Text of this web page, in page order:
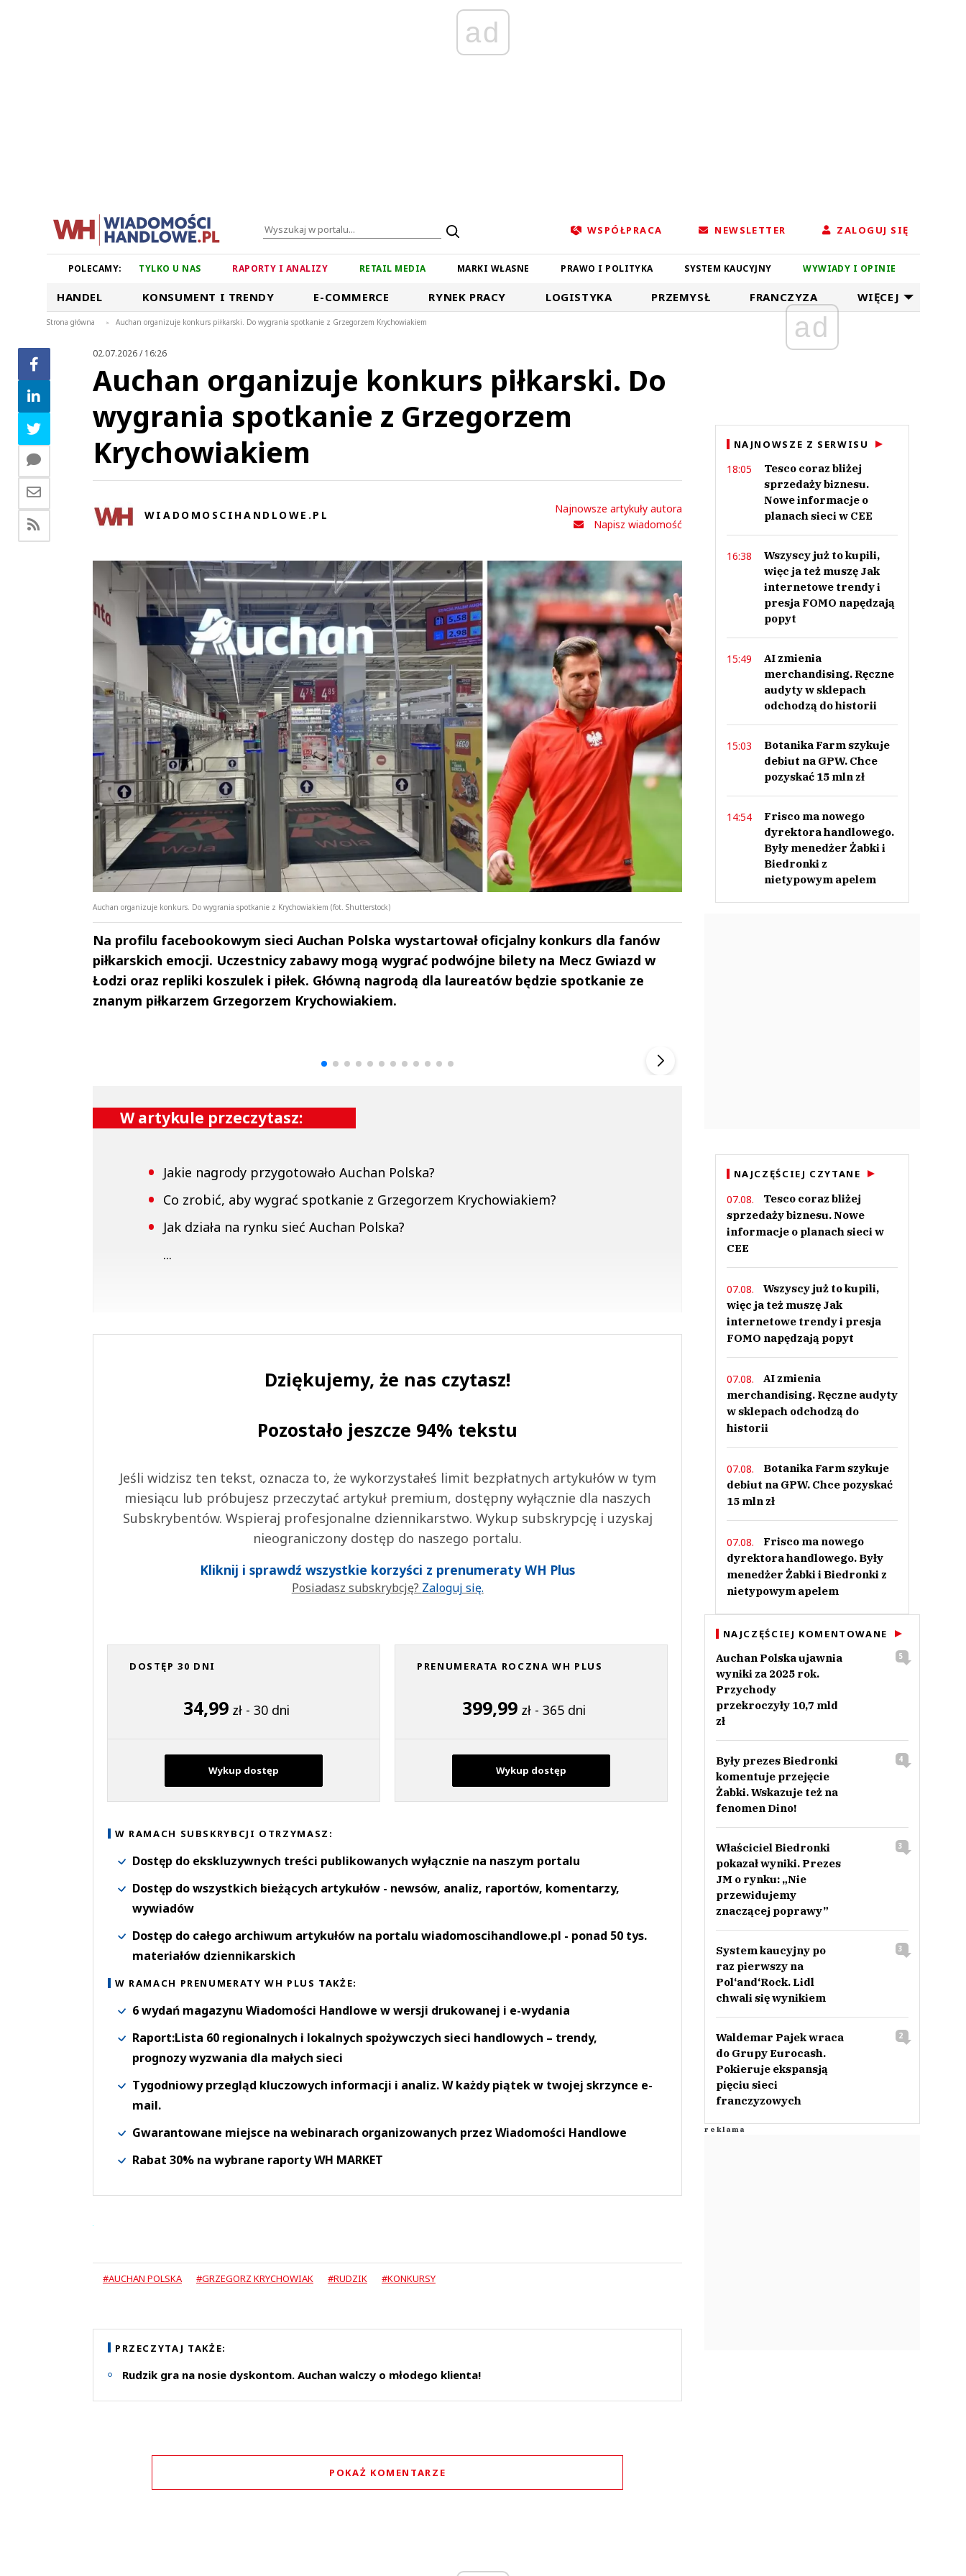
ad
WSPÓŁPRACA NEWSLETTER ZALOGUJ SIĘ
POLECAMY: TYLKO U NAS RAPORTY I ANALIZY RETAIL MEDIA MARKI WŁASNE PRAWO I POLITYKA SYSTEM KAUCYJNY WYWIADY I OPINIE
HANDEL KONSUMENT I TRENDY E-COMMERCE RYNEK PRACY LOGISTYKA PRZEMYSŁ FRANCZYZA WIĘCEJ
Strona główna > Auchan organizuje konkurs piłkarski. Do wygrania spotkanie z Grzegorzem Krychowiakiem
02.07.2026 / 16:26
Auchan organizuje konkurs piłkarski. Do
wygrania spotkanie z Grzegorzem
Krychowiakiem
WIADOMOSCIHANDLOWE.PL
Najnowsze artykuły autora
Napisz wiadomość
Auchan organizuje konkurs. Do wygrania spotkanie z Krychowiakiem (fot. Shutterstock)
Na profilu facebookowym sieci Auchan Polska wystartował oficjalny konkurs dla fanów
piłkarskich emocji. Uczestnicy zabawy mogą wygrać podwójne bilety na Mecz Gwiazd w
Łodzi oraz repliki koszulek i piłek. Główną nagrodą dla laureatów będzie spotkanie ze
znanym piłkarzem Grzegorzem Krychowiakiem.
W artykule przeczytasz:
Jakie nagrody przygotowało Auchan Polska?
Co zrobić, aby wygrać spotkanie z Grzegorzem Krychowiakiem?
Jak działa na rynku sieć Auchan Polska?
...
Dziękujemy, że nas czytasz!
Pozostało jeszcze 94% tekstu
Jeśli widzisz ten tekst, oznacza to, że wykorzystałeś limit bezpłatnych artykułów w tym
miesiącu lub próbujesz przeczytać artykuł premium, dostępny wyłącznie dla naszych
Subskrybentów. Wspieraj profesjonalne dziennikarstwo. Wykup subskrypcję i uzyskaj
nieograniczony dostęp do naszego portalu.
Kliknij i sprawdź wszystkie korzyści z prenumeraty WH Plus
Posiadasz subskrybcję? Zaloguj się.
DOSTĘP 30 DNI
34,99 zł - 30 dni
Wykup dostęp
PRENUMERATA ROCZNA WH PLUS
399,99 zł - 365 dni
Wykup dostęp
W RAMACH SUBSKRYBCJI OTRZYMASZ:
Dostęp do ekskluzywnych treści publikowanych wyłącznie na naszym portalu
Dostęp do wszystkich bieżących artykułów - newsów, analiz, raportów, komentarzy,
wywiadów
Dostęp do całego archiwum artykułów na portalu wiadomoscihandlowe.pl - ponad 50 tys.
materiałów dziennikarskich
W RAMACH PRENUMERATY WH PLUS TAKŻE:
6 wydań magazynu Wiadomości Handlowe w wersji drukowanej i e-wydania
Raport:Lista 60 regionalnych i lokalnych spożywczych sieci handlowych – trendy,
prognozy wyzwania dla małych sieci
Tygodniowy przegląd kluczowych informacji i analiz. W każdy piątek w twojej skrzynce e-
mail.
Gwarantowane miejsce na webinarach organizowanych przez Wiadomości Handlowe
Rabat 30% na wybrane raporty WH MARKET
#AUCHAN POLSKA #GRZEGORZ KRYCHOWIAK #RUDZIK #KONKURSY
PRZECZYTAJ TAKŻE:
Rudzik gra na nosie dyskontom. Auchan walczy o młodego klienta!
POKAŻ KOMENTARZE
ad
NAJNOWSZE Z SERWISU
18:05
Tesco coraz bliżej
sprzedaży biznesu.
Nowe informacje o
planach sieci w CEE
16:38
Wszyscy już to kupili,
więc ja też muszę Jak
internetowe trendy i
presja FOMO napędzają
popyt
15:49
AI zmienia
merchandising. Ręczne
audyty w sklepach
odchodzą do historii
15:03
Botanika Farm szykuje
debiut na GPW. Chce
pozyskać 15 mln zł
14:54
Frisco ma nowego
dyrektora handlowego.
Były menedżer Żabki i
Biedronki z
nietypowym apelem
NAJCZĘŚCIEJ CZYTANE
07.08.
Tesco coraz bliżej
sprzedaży biznesu. Nowe
informacje o planach sieci w
CEE
07.08.
Wszyscy już to kupili,
więc ja też muszę Jak
internetowe trendy i presja
FOMO napędzają popyt
07.08.
AI zmienia
merchandising. Ręczne audyty
w sklepach odchodzą do
historii
07.08.
Botanika Farm szykuje
debiut na GPW. Chce pozyskać
15 mln zł
07.08.
Frisco ma nowego
dyrektora handlowego. Były
menedżer Żabki i Biedronki z
nietypowym apelem
NAJCZĘŚCIEJ KOMENTOWANE
Auchan Polska ujawnia
wyniki za 2025 rok.
Przychody
przekroczyły 10,7 mld
zł
5
Były prezes Biedronki
komentuje przejęcie
Żabki. Wskazuje też na
fenomen Dino!
4
Właściciel Biedronki
pokazał wyniki. Prezes
JM o rynku: „Nie
przewidujemy
znaczącej poprawy”
3
System kaucyjny po
raz pierwszy na
Pol‘and‘Rock. Lidl
chwali się wynikiem
3
Waldemar Pajek wraca
do Grupy Eurocash.
Pokieruje ekspansją
pięciu sieci
franczyzowych
2